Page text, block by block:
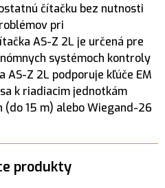
čítačku bez nutnosti
pri
AS-Z 2L je určená pre
systémoch kontroly
AS-Z 2L podporuje kľúče EM
k riadiacim jednotkám
15 m) alebo Wiegand-26
produkty